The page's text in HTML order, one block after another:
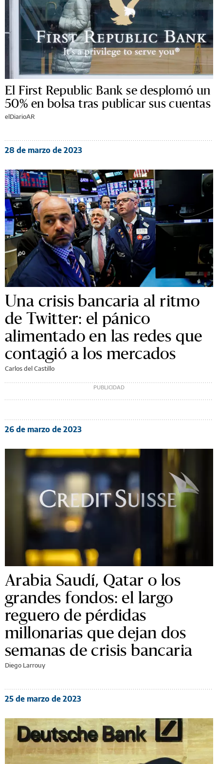
El First Republic Bank se desplomó un
50% en bolsa tras publicar sus cuentas
elDiarioAR
28 de marzo de 2023
Una crisis bancaria al ritmo
de Twitter: el pánico
alimentado en las redes que
contagió a los mercados
Carlos del Castillo
26 de marzo de 2023
Arabia Saudí, Qatar o los
grandes fondos: el largo
reguero de pérdidas
millonarias que dejan dos
semanas de crisis bancaria
Diego Larrouy
25 de marzo de 2023